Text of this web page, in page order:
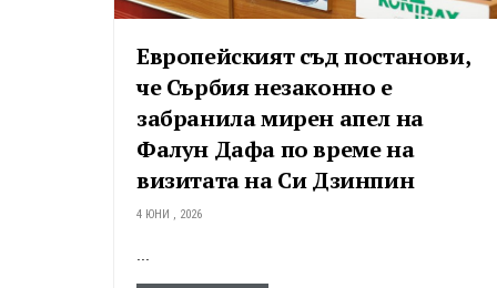
Европейският съд постанови,
че Сърбия незаконно е
забранила мирен апел на
Фалун Дафа по време на
визитата на Си Дзинпин
4 ЮНИ , 2026